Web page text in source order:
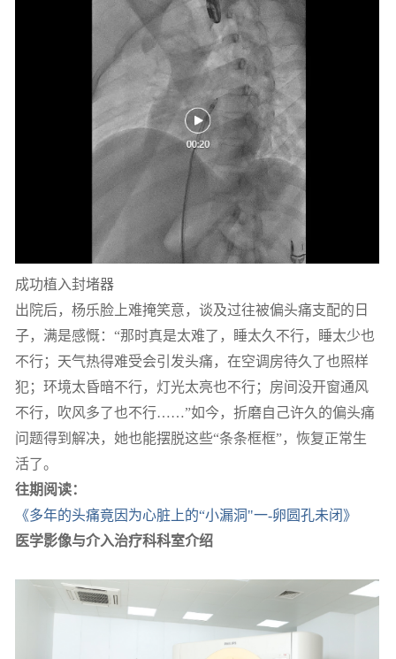
成功植入封堵器
出院后，杨乐脸上难掩笑意，谈及过往被偏头痛支配的日
子，满是感慨：“那时真是太难了，睡太久不行，睡太少也
不行；天气热得难受会引发头痛，在空调房待久了也照样
犯；环境太昏暗不行，灯光太亮也不行；房间没开窗通风
不行，吹风多了也不行……”如今，折磨自己许久的偏头痛
问题得到解决，她也能摆脱这些“条条框框”，恢复正常生
活了。
往期阅读：
《多年的头痛竟因为心脏上的“小漏洞"一-卵圆孔未闭》
医学影像与介入治疗科科室介绍